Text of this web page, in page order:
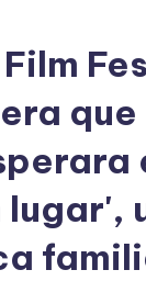
lugar',